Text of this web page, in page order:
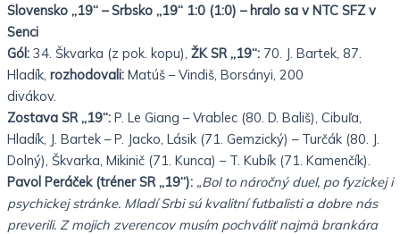
Slovensko „19“ – Srbsko „19“ 1:0 (1:0) – hralo sa v NTC SFZ v
Senci
Gól: 34. Škvarka (z pok. kopu), ŽK SR „19“: 70. J. Bartek, 87.
Hladík, rozhodovali: Matúš – Vindiš, Borsányi, 200
divákov.
Zostava SR „19“: P. Le Giang – Vrablec (80. D. Bališ), Cibuľa,
Hladík, J. Bartek – P. Jacko, Lásik (71. Gemzický) – Turčák (80. J.
Dolný), Škvarka, Mikinič (71. Kunca) – T. Kubík (71. Kamenčík).
Pavol Peráček (tréner SR „19“): „Bol to náročný duel, po fyzickej i
psychickej stránke. Mladí Srbi sú kvalitní futbalisti a dobre nás
preverili. Z mojich zverencov musím pochváliť najmä brankára